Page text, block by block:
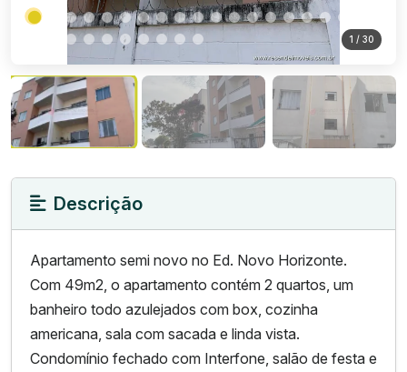
1 / 30
Descrição
Apartamento semi novo no Ed. Novo Horizonte.
Com 49m2, o apartamento contém 2 quartos, um
banheiro todo azulejados com box, cozinha
americana, sala com sacada e linda vista.
Condomínio fechado com Interfone, salão de festa e